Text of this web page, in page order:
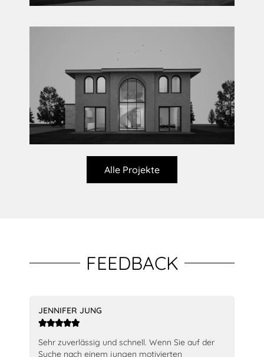
Alle Projekte
FEEDBACK
JENNIFER JUNG

Sehr zuverlässig und schnell. Wenn Sie auf der
Suche nach einem jungen motivierten